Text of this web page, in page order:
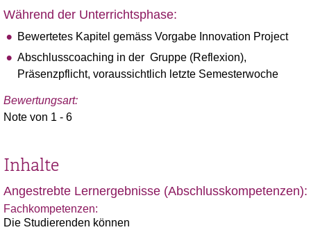
Während der Unterrichtsphase:
Bewertetes Kapitel gemäss Vorgabe Innovation Project
Abschlusscoaching in der Gruppe (Reflexion),
Präsenzpflicht, voraussichtlich letzte Semesterwoche
Bewertungsart:
Note von 1 - 6
Inhalte
Angestrebte Lernergebnisse (Abschlusskompetenzen):
Fachkompetenzen:
Die Studierenden können